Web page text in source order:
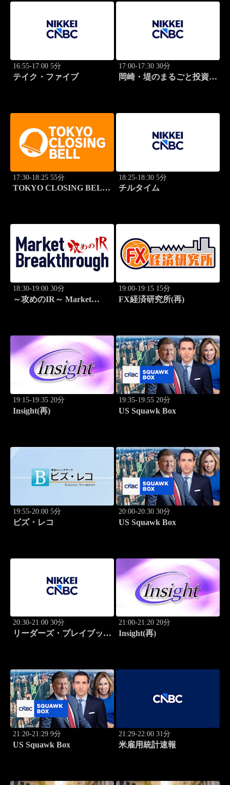
16:55-17:00 5分
テイク・ファイブ
17:00-17:30 30分
岡崎・堤のまるごと投資道
17:30-18:25 55分
TOKYO CLOSING BELL
18:25-18:30 5分
チルタイム
18:30-19:00 30分
～攻めのIR～ Market
19:00-19:15 15分
FX経済研究所(再)
19:15-19:35 20分
Insight(再)
19:35-19:55 20分
US Squawk Box
19:55-20:00 5分
ビズ・レコ
20:00-20:30 30分
US Squawk Box
20:30-21:00 30分
リーダーズ・プレイブック
21:00-21:20 20分
Insight(再)
21:20-21:29 9分
US Squawk Box
21:29-22:00 31分
米雇用統計速報